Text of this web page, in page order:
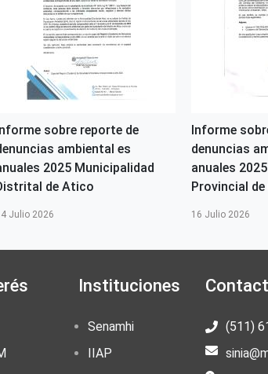
sobre reporte de
ambiental es
2025 Municipalidad
de Atico
Julio 2026
Informe
denuncias
anuales
Provincial
16 Julio 2026
Instituciones
Senamhi
IIAP
(511)